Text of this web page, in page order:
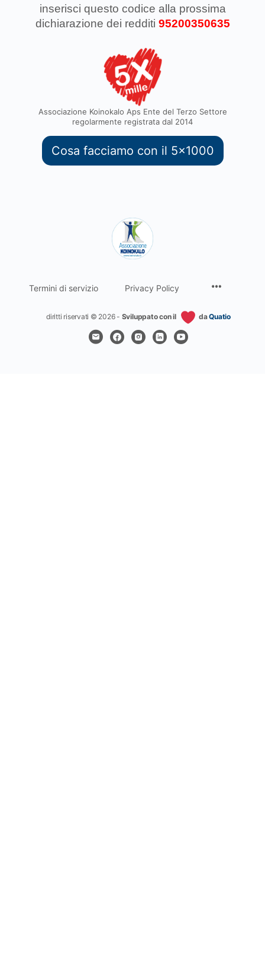
inserisci questo codice alla prossima
dichiarazione dei redditi 95200350635
Associazione Koinokalo Aps Ente del Terzo Settore
regolarmente registrata dal 2014
Cosa facciamo con il 5x1000
Termini di servizio Privacy Policy
diritti riservati © 2026 - Sviluppato con il daQuatio